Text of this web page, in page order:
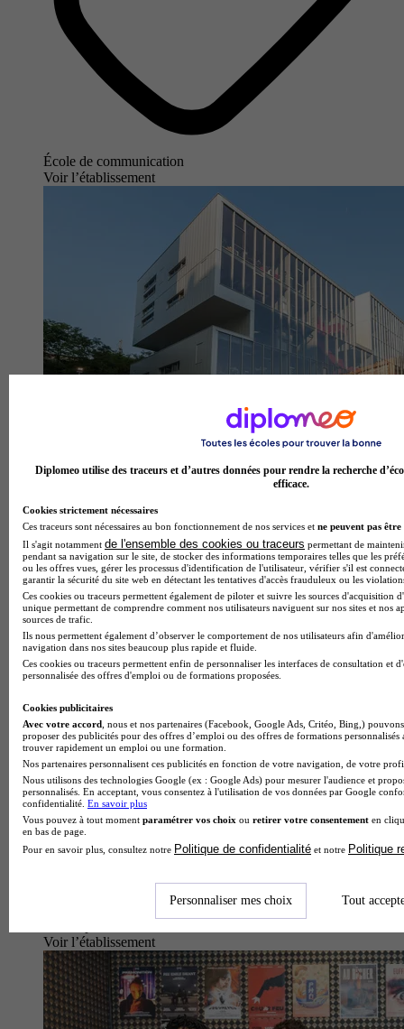
École de communication
Voir l’établissement
Aucun avis
Nanterre
Voir l’établissement
Diplomeo utilise des traceurs et d’autres données pour rendre la recherche
efficace.
Cookies strictement nécessaires
Ces traceurs sont nécessaires au bon fonctionnement de nos services et ne peuvent pas être
Il s'agit notamment de l'ensemble des cookies ou traceurs permettant de
pendant sa navigation sur le site, de stocker des informations temporaires telles que les
ou les offres vues, gérer les processus d'identification de l'utilisateur, vérifier s'il est
garantir la sécurité du site web en détectant les tentatives d'accès frauduleux ou les
Ces cookies ou traceurs permettent également de piloter et suivre les sources d'acquisition
unique permettant de comprendre comment nos utilisateurs naviguent sur nos sites et nos
sources de trafic.
Ils nous permettent également d’observer le comportement de nos utilisateurs afin
navigation dans nos sites beaucoup plus rapide et fluide.
Ces cookies ou traceurs permettent enfin de personnaliser les interfaces de consultation et
personnalisée des offres d'emploi ou de formations proposées.
Cookies publicitaires
Avec votre accord , nous et nos partenaires (Facebook, Google Ads, Critéo, Bing,)
proposer des publicités pour des offres d’emploi ou des offres de formations
trouver rapidement un emploi ou une formation.
Nos partenaires personnalisent ces publicités en fonction de votre navigation, de votre
Nous utilisons des technologies Google (ex : Google Ads) pour mesurer l'audience et
personnalisés. En acceptant, vous consentez à l'utilisation de vos données par Google
confidentialité. En savoir plus
Vous pouvez à tout moment paramétrer vos choix ou retirer votre consentement en
en bas de page.
Pour en savoir plus, consultez notre Politique de confidentialité et notre Politique
Personnaliser mes choix Tout